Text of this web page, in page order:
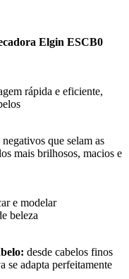
Elgin ESCB0
rápida e eficiente,
que selam as
mais brilhosos, macios e
e modelar
beleza
desde cabelos finos
se adapta perfeitamente